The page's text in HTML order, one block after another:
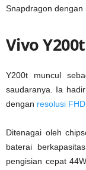
Snapdragon
Vivo Y200t
Y200t muncul
saudaranya. Ia
dengan resolusi
Ditenagai oleh
baterai
pengisian cepat